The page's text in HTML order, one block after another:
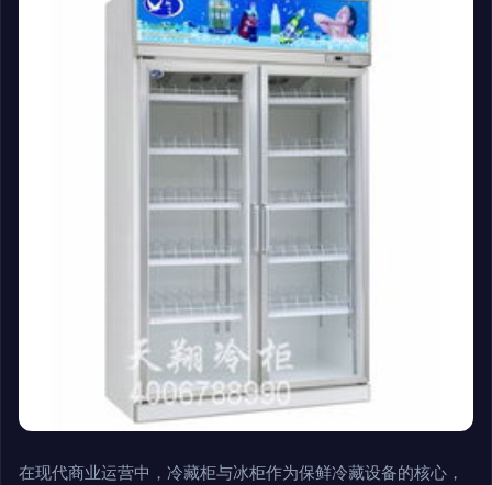
在现代商业运营中，冷藏柜与冰柜作为保鲜冷藏设备的核心，